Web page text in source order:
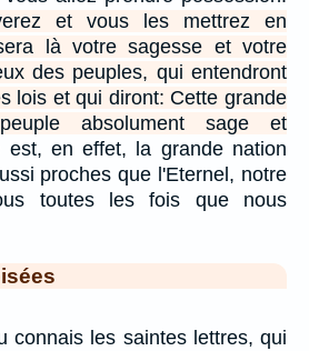
et vous les mettrez en
là votre sagesse et votre
des peuples, qui entendront
lois et qui diront: Cette grande
absolument sage et
est, en effet, la grande nation
proches que l'Eternel, notre
toutes les fois que nous
connais les saintes lettres, qui